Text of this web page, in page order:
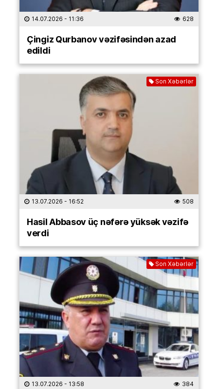
14.07.2026 - 11:36 628
Çingiz Qurbanov vəzifəsindən azad
edildi
Son Xəbərlər
13.07.2026 - 16:52 508
Hasil Abbasov üç nəfərə yüksək vəzifə
verdi
Son Xəbərlər
13.07.2026 - 13:58 384